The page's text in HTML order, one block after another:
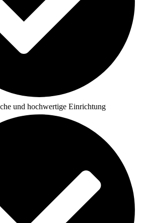
und hochwertige Einrichtung